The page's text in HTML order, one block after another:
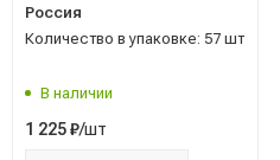
Россия
Количество в упаковке: 57 шт
В наличии
1 225₽/шт